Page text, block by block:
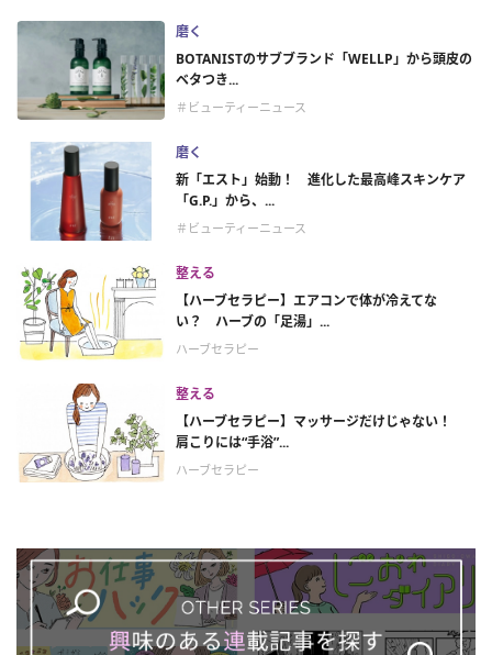
磨く
BOTANISTのサブブランド「WELLP」から頭皮の
ベタつき...
＃ビューティーニュース
磨く
新「エスト」始動！ 進化した最高峰スキンケア
「G.P.」から、...
＃ビューティーニュース
整える
【ハーブセラピー】エアコンで体が冷えてな
い？ ハーブの「足湯」...
ハーブセラピー
整える
【ハーブセラピー】マッサージだけじゃない！
肩こりには“手浴”...
ハーブセラピー